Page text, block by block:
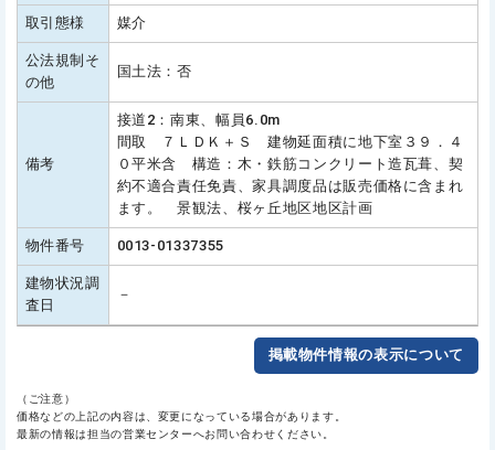
取引態様 媒介
公法規制そ
の他
国土法：否
備考
接道2：南東、幅員6.0m
間取 ７ＬＤＫ＋Ｓ 建物延面積に地下室３９．４
０平米含 構造：木・鉄筋コンクリート造瓦葺、契
約不適合責任免責、家具調度品は販売価格に含まれ
ます。 景観法、桜ヶ丘地区地区計画
物件番号 0013-01337355
建物状況調
査日
－
掲載物件情報の表示について
（ご注意）
価格などの上記の内容は、変更になっている場合があります。
最新の情報は担当の営業センターへお問い合わせください。